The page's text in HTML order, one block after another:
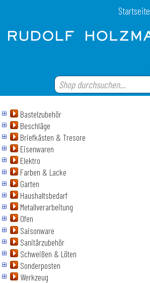
Startseite
Bastelzubehör
Beschläge
Briefkästen & Tresore
Eisenwaren
Elektro
Farben & Lacke
Garten
Haushaltsbedarf
Metallverarbeitung
Ofen
Saisonware
Sanitärzubehör
Schweißen & Löten
Sonderposten
Werkzeug